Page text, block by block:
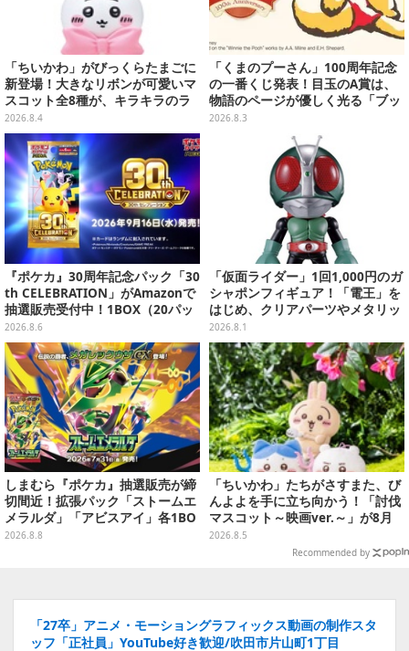
「ちいかわ」がびっくらたまごに
新登場！大きなリボンが可愛いマ
スコット全8種が、キラキラのラ
メ入り入浴剤から飛び出す
2026.8.4
「くまのプーさん」100周年記念
の一番くじ発表！目玉のA賞は、
物語のページが優しく光る「ブッ
クシェイプドライト」
2026.8.3
『ポケカ』30周年記念パック「30
th CELEBRATION」がAmazonで
抽選販売受付中！1BOX（20パッ
ク入り）
2026.8.6
「仮面ライダー」1回1,000円のガ
シャポンフィギュア！「電王」を
はじめ、クリアパーツやメタリッ
ク彩色でこだわりが詰まった4種
類
2026.8.1
しまむら『ポケカ』抽選販売が締
切間近！拡張パック「ストームエ
メラルダ」「アビスアイ」各1BO
Xをラインナップ
2026.8.8
「ちいかわ」たちがさすまた、び
んよよを手に立ち向かう！「討伐
マスコット～映画ver.～」が8月
中旬より順次展開
2026.8.5
Recommended by
「27卒」アニメ・モーショングラフィックス動画の制作スタ
ッフ「正社員」YouTube好き歓迎/吹田市片山町1丁目